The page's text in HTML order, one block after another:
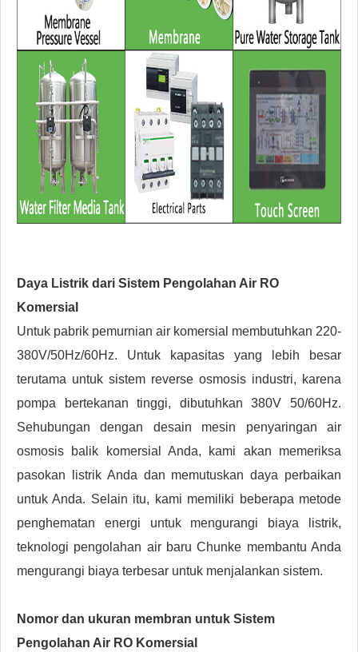
Daya Listrik dari Sistem Pengolahan Air RO
Komersial
Untuk pabrik pemurnian air komersial membutuhkan 220-
380V/50Hz/60Hz. Untuk kapasitas yang lebih besar
terutama untuk sistem reverse osmosis industri, karena
pompa bertekanan tinggi, dibutuhkan 380V 50/60Hz.
Sehubungan dengan desain mesin penyaringan air
osmosis balik komersial Anda, kami akan memeriksa
pasokan listrik Anda dan memutuskan daya perbaikan
untuk Anda. Selain itu, kami memiliki beberapa metode
penghematan energi untuk mengurangi biaya listrik,
teknologi pengolahan air baru Chunke membantu Anda
mengurangi biaya terbesar untuk menjalankan sistem.
Nomor dan ukuran membran untuk Sistem
Pengolahan Air RO Komersial